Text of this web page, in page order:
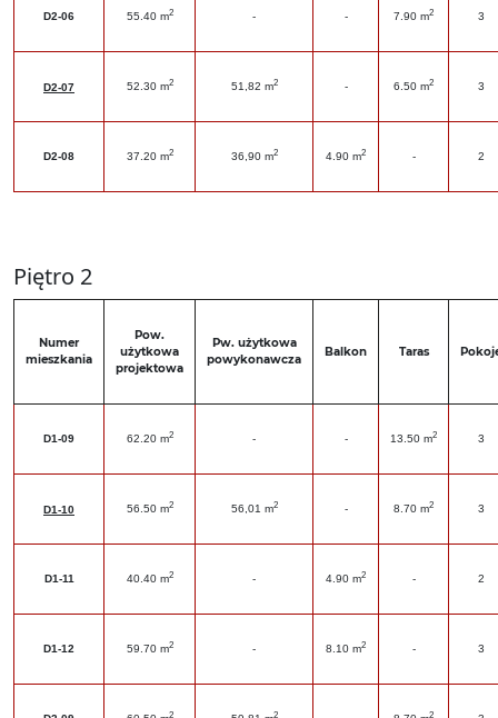
D2-06 55.40 m2 - - 7.90 m2 3
D2-07 52.30 m2 51,82 m2 - 6.50 m2 3
D2-08 37.20 m2 36,90 m2 4.90 m2 - 2
Piętro 2
Numer
mieszkania
Pow.
użytkowa
projektowa
Pw. użytkowa
powykonawcza
Balkon Taras
D1-09 62.20 m2 - - 13.50 m2 3
D1-10 56.50 m2 56,01 m2 - 8.70 m2 3
D1-11 40.40 m2 - 4.90 m2 - 2
D1-12 59.70 m2 - 8.10 m2 - 3
2 2 2